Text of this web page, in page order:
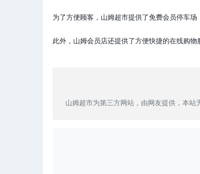
为了方便顾客，山姆超市提供了免费会员停车
此外，山姆会员店还提供了方便快捷的在线购
山姆超市为第三方网站，由网友提供，本站